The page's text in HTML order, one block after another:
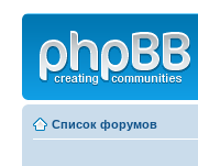
Список форумов